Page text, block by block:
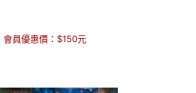
會員優惠價： $150元